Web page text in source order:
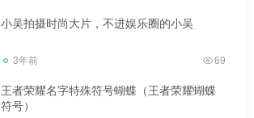
小吴拍摄时尚大片，不进娱乐圈的小吴
3年前 69
王者荣耀名字特殊符号蝴蝶（王者荣耀蝴蝶
符号）